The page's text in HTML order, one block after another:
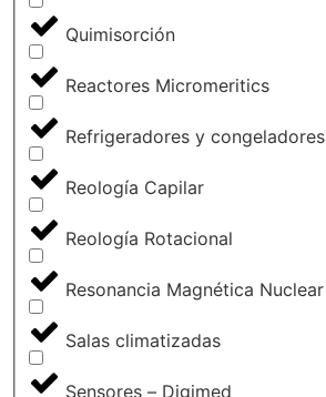
Quimisorción
Reactores Micromeritics
Refrigeradores y congeladores
Reología Capilar
Reología Rotacional
Resonancia Magnética Nuclear
Salas climatizadas
Sensores – Digimed